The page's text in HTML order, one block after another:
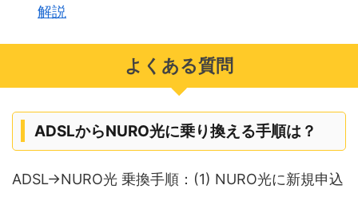
解説
よくある質問
ADSLからNURO光に乗り換える手順は？
ADSL→NURO光 乗換手順：(1) NURO光に新規申込